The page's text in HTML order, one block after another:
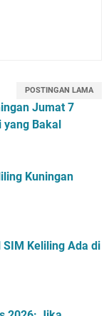
POSTINGAN LAMA
Jumat 7
yang Bakal
Kuningan
Keliling Ada di